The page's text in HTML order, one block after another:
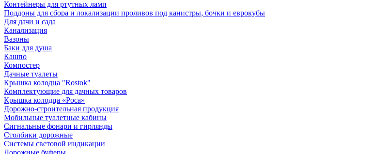
Контейнеры для ртутных ламп
Поддоны для сбора и локализации проливов под канистры, бочки и еврокубы
Для дачи и сада
Канализация
Вазоны
Баки для душа
Кашпо
Компостер
Дачные туалеты
Крышка колодца "Rostok"
Комплектующие для дачных товаров
Крышка колодца «Роса»
Дорожно-строительная продукция
Мобильные туалетные кабины
Сигнальные фонари и гирлянды
Столбики дорожные
Системы световой индикации
Дорожные буферы